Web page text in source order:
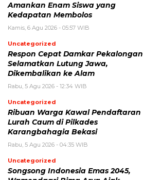
Amankan Enam Siswa yang
Kedapatan Membolos
Kamis, 6 Agu 2026 - 05:57 WIB
Uncategorized
Respon Cepat Damkar Pekalongan
Selamatkan Lutung Jawa,
Dikembalikan ke Alam
Rabu, 5 Agu 2026 - 12:34 WIB
Uncategorized
Ribuan Warga Kawal Pendaftaran
Lurah Caum di Pilkades
Karangbahagia Bekasi
Rabu, 5 Agu 2026 - 04:35 WIB
Uncategorized
Songsong Indonesia Emas 2045,